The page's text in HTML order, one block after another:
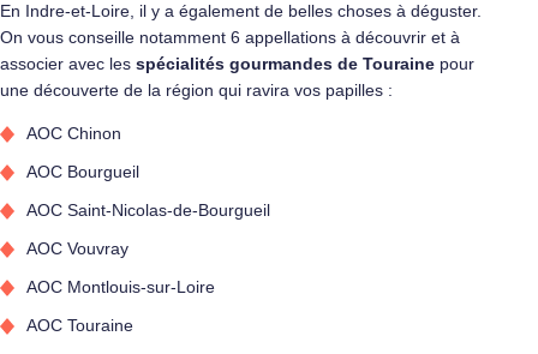
En Indre-et-Loire, il y a également de belles choses à déguster.
On vous conseille notamment 6 appellations à découvrir et à
associer avec les spécialités gourmandes de Touraine pour
une découverte de la région qui ravira vos papilles :
AOC Chinon
AOC Bourgueil
AOC Saint-Nicolas-de-Bourgueil
AOC Vouvray
AOC Montlouis-sur-Loire
AOC Touraine